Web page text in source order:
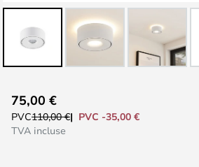
to
the
75,00 €
PVC110,00 €
PVC -35,00 €
TVA incluse